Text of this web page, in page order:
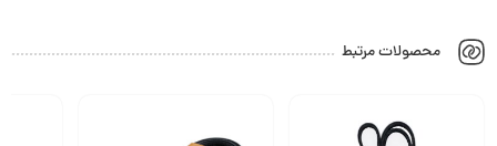
محصولات مرتبط